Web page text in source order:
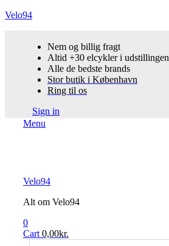
Velo94
Nem og billig fragt
Altid +30 elcykler i udstillingen
Alle de bedste brands
Stor butik i København
Ring til os
Sign in
Menu
Velo94
Alt om Velo94
0
Cart 0,00kr.